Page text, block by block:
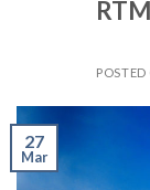
POSTED
27
Mar